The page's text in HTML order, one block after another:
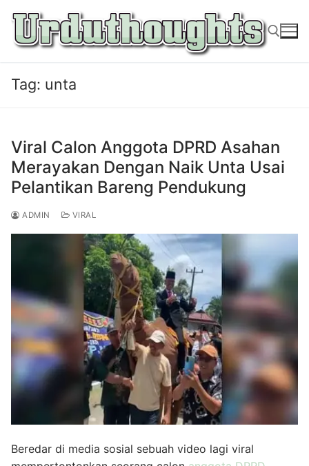
konten
Tag: unta
Viral Calon Anggota DPRD Asahan
Merayakan Dengan Naik Unta Usai
Pelantikan Bareng Pendukung
ADMIN VIRAL
Beredar di media sosial sebuah video lagi viral